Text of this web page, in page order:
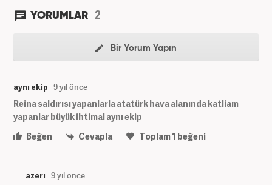
YORUMLAR 2
Bir Yorum Yapın
aynı ekip 9 yıl önce
Reina saldırısı yapanlarla atatürk hava alanında katliam
yapanlar büyük ihtimal aynı ekip
Beğen
Cevapla Toplam1 beğeni
azerı 9 yıl önce